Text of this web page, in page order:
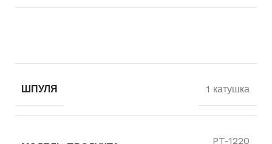
ШПУЛЯ 1 катушка
PT-1220